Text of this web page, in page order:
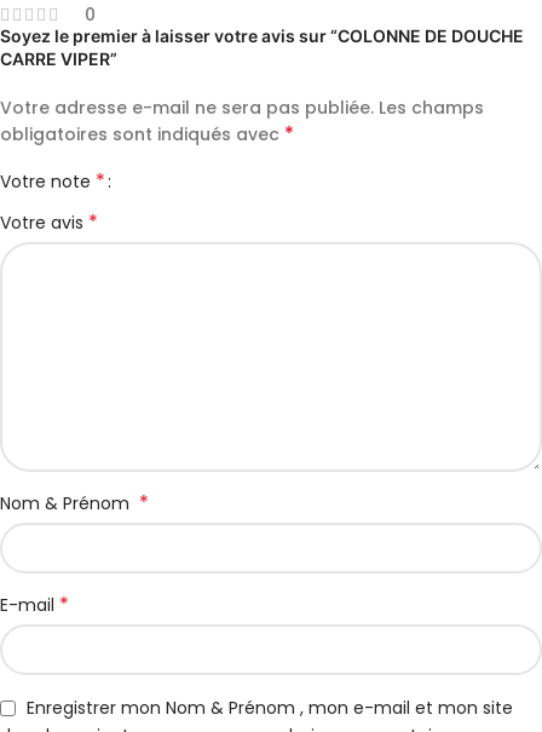
0
Soyez le premier à laisser votre avis sur “COLONNE DE DOUCHE
CARRE VIPER”
Votre adresse e-mail ne sera pas publiée. Les champs
obligatoires sont indiqués avec *
Votre note *
Votre avis *
Nom & Prénom *
E-mail *
Enregistrer mon Nom & Prénom , mon e-mail et mon site